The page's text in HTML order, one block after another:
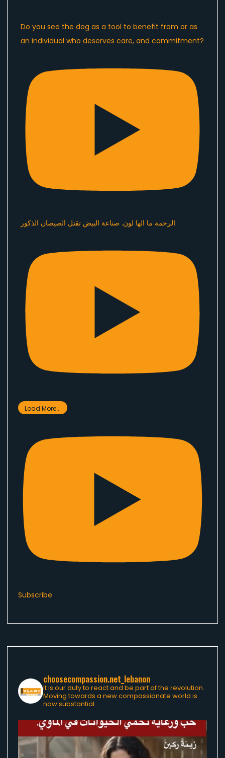
Do you see the dog as a tool to benefit from or as
an individual who deserves care, and commitment?
الرحمة ما الها لون. صناعة البيض تقتل الصيصان الذكور.
Load More...
Subscribe
choosecompassion.net_lebanon
It is our duty to react and be part of the revolution.
Moving towards a new compassionate world is
now substantial.